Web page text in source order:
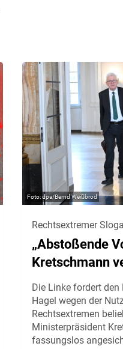
dpa/Bernd Weißbrod
Rechtsextremer
„Abstoßende
Kretschmann
Die Linke fordert
Hagel wegen der
Rechtsextremen
Ministerpräsident
fassungslos